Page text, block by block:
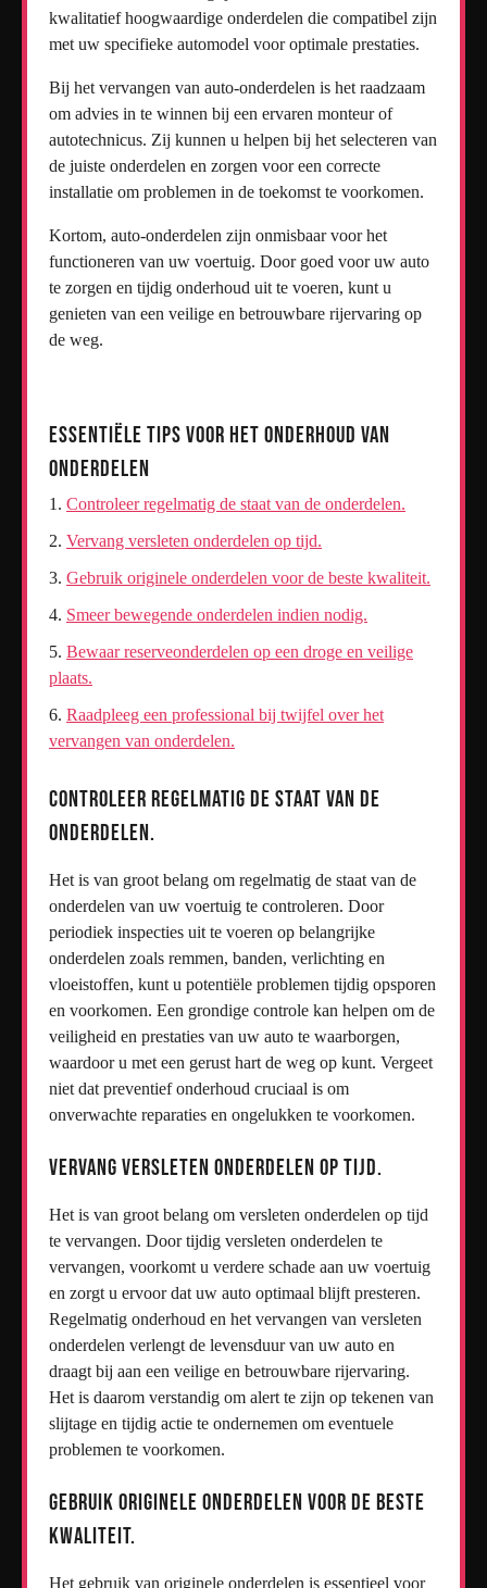
kwalitatief hoogwaardige onderdelen die compatibel zijn
met uw specifieke automodel voor optimale prestaties.
Bij het vervangen van auto-onderdelen is het raadzaam
om advies in te winnen bij een ervaren monteur of
autotechnicus. Zij kunnen u helpen bij het selecteren van
de juiste onderdelen en zorgen voor een correcte
installatie om problemen in de toekomst te voorkomen.
Kortom, auto-onderdelen zijn onmisbaar voor het
functioneren van uw voertuig. Door goed voor uw auto
te zorgen en tijdig onderhoud uit te voeren, kunt u
genieten van een veilige en betrouwbare rijervaring op
de weg.
Essentiële Tips voor het Onderhoud van
Onderdelen
Controleer regelmatig de staat van de onderdelen.
Vervang versleten onderdelen op tijd.
Gebruik originele onderdelen voor de beste kwaliteit.
Smeer bewegende onderdelen indien nodig.
Bewaar reserveonderdelen op een droge en veilige
plaats.
Raadpleeg een professional bij twijfel over het
vervangen van onderdelen.
Controleer regelmatig de staat van de
onderdelen.
Het is van groot belang om regelmatig de staat van de
onderdelen van uw voertuig te controleren. Door
periodiek inspecties uit te voeren op belangrijke
onderdelen zoals remmen, banden, verlichting en
vloeistoffen, kunt u potentiële problemen tijdig opsporen
en voorkomen. Een grondige controle kan helpen om de
veiligheid en prestaties van uw auto te waarborgen,
waardoor u met een gerust hart de weg op kunt. Vergeet
niet dat preventief onderhoud cruciaal is om
onverwachte reparaties en ongelukken te voorkomen.
Vervang versleten onderdelen op tijd.
Het is van groot belang om versleten onderdelen op tijd
te vervangen. Door tijdig versleten onderdelen te
vervangen, voorkomt u verdere schade aan uw voertuig
en zorgt u ervoor dat uw auto optimaal blijft presteren.
Regelmatig onderhoud en het vervangen van versleten
onderdelen verlengt de levensduur van uw auto en
draagt bij aan een veilige en betrouwbare rijervaring.
Het is daarom verstandig om alert te zijn op tekenen van
slijtage en tijdig actie te ondernemen om eventuele
problemen te voorkomen.
Gebruik originele onderdelen voor de beste
kwaliteit.
Het gebruik van originele onderdelen is essentieel voor